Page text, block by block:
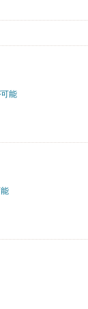
能